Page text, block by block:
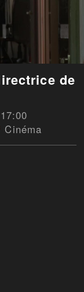
de
17:00
Cinéma